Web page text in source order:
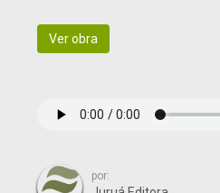
Ver obra
por: